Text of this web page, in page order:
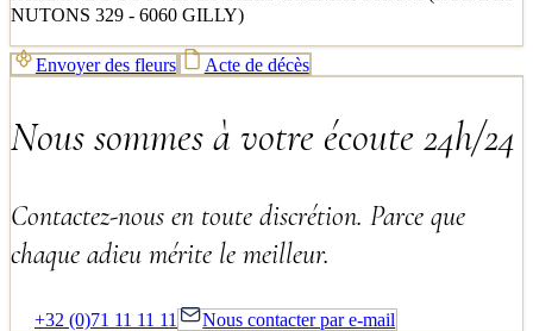
NUTONS 329 - 6060 GILLY)
Envoyer des fleurs Acte de décès
Nous sommes à votre écoute 24h/24
Contactez-nous en toute discrétion. Parce que
chaque adieu mérite le meilleur.
+32 (0)71 11 11 11 Nous contacter par e-mail